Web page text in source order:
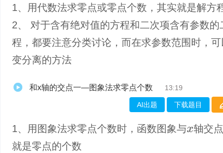
1、​用代数法求零点或零点个数，其实就是解方
2、 对于含有绝对值的方程和二次项含有参数的
程，都要注意分类讨论，而在求参数范围时，
变分离的方法
和x轴的交点一—图象法求零点个数 13:19
AI出题 下载题目
1、​用图象法求零点个数时，函数图象与x 轴交
就是零点的个数